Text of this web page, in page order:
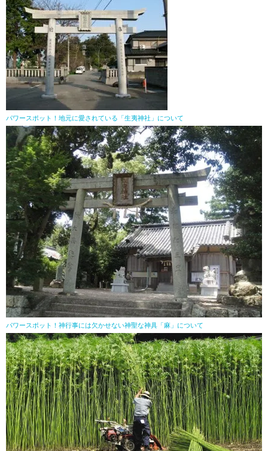
パワースポット！地元に愛されている「生夷神社」について
パワースポット！神行事には欠かせない神聖な神具「麻」について